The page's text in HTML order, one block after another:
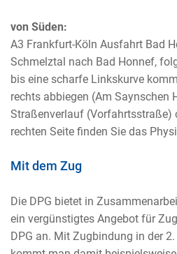
von Süden:
A3 Frankfurt-Köln Ausfahrt Bad
Schmelztal nach Bad Honnef,
bis eine scharfe Linkskurve
rechts abbiegen (Am Saynschen
Straßenverlauf (Vorfahrtsstraße)
rechten Seite finden Sie das
Mit dem Zug
Die DPG bietet in
ein vergünstigtes Angebot für
DPG an. Mit Zugbindung in der